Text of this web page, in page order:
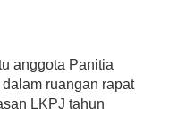
anggota Panitia
ruangan rapat
LKPJ tahun